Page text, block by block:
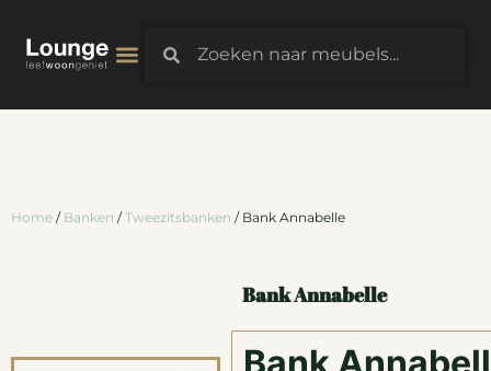
Home / Banken /Tweezitsbanken / Bank Annabelle
Bank Annabelle